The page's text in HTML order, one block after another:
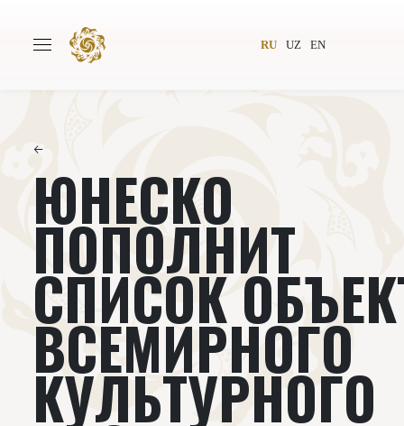
RU UZ EN
Авторы
Новости
Проекты Подкасты
Книги Видеолекторий
←
ЮНЕСКО
ПОПОЛНИТ
СПИСОК
ВСЕМИРНОГО
КУЛЬТУРНОГО